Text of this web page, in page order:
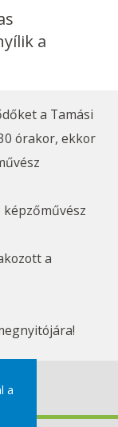
a
a
a Tamási
órakor, ekkor
a